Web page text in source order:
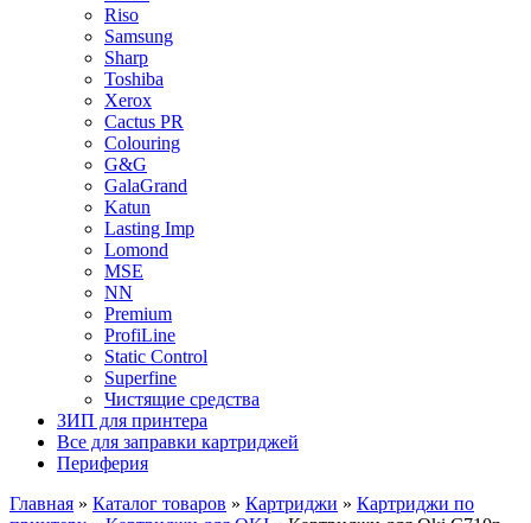
Riso
Samsung
Sharp
Toshiba
Xerox
Cactus PR
Colouring
G&G
GalaGrand
Katun
Lasting Imp
Lomond
MSE
NN
Premium
ProfiLine
Static Control
Superfine
Чистящие средства
ЗИП для принтера
Все для заправки картриджей
Периферия
Главная » Каталог товаров » Картриджи » Картриджи по